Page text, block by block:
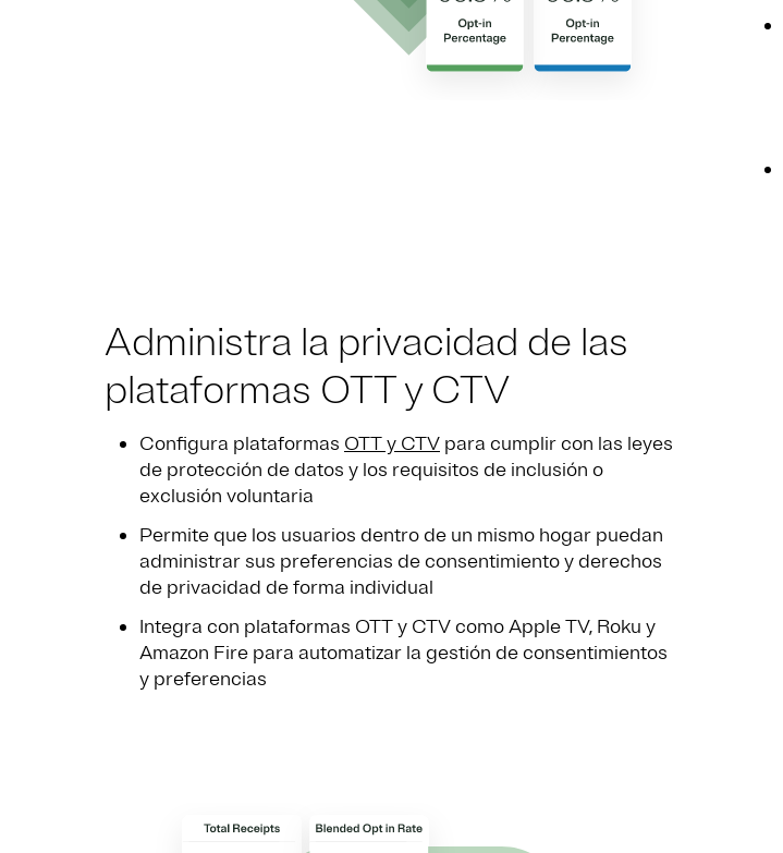
Administra la privacidad de las
plataformas OTT y CTV
Configura plataformas OTT y CTV para cumplir con las leyes
de protección de datos y los requisitos de inclusión o
exclusión voluntaria
Permite que los usuarios dentro de un mismo hogar puedan
administrar sus preferencias de consentimiento y derechos
de privacidad de forma individual
Integra con plataformas OTT y CTV como Apple TV, Roku y
Amazon Fire para automatizar la gestión de consentimientos
y preferencias